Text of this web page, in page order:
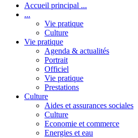
Accueil principal ...
...
Vie pratique
Culture
Vie pratique
Agenda & actualités
Portrait
Officiel
Vie pratique
Prestations
Culture
Aides et assurances sociales
Culture
Economie et commerce
Energies et eau